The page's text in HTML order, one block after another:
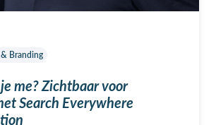
Branding
me? Zichtbaar voor
Search Everywhere